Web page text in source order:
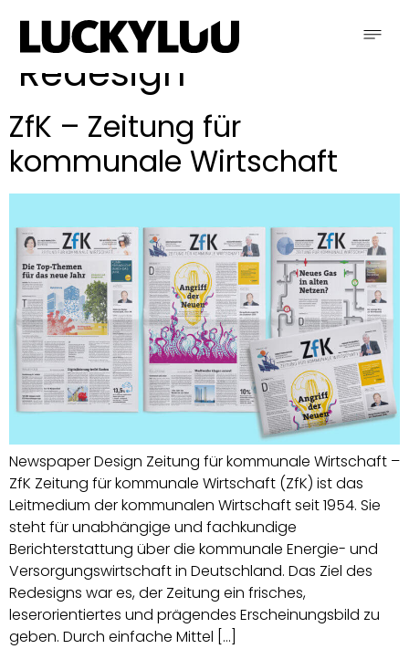
Schlagwort:
Redesign
ZfK – Zeitung für
kommunale Wirtschaft
Newspaper Design Zeitung für kommunale Wirtschaft –
ZfK Zeitung für kommunale Wirtschaft (ZfK) ist das
Leitmedium der kommunalen Wirtschaft seit 1954. Sie
steht für unabhängige und fachkundige
Berichterstattung über die kommunale Energie- und
Versorgungswirtschaft in Deutschland. Das Ziel des
Redesigns war es, der Zeitung ein frisches,
leserorientiertes und prägendes Erscheinungsbild zu
geben. Durch einfache Mittel […]